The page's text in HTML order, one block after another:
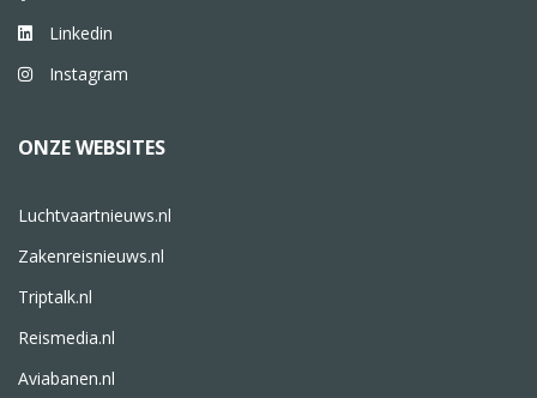
Linkedin
Instagram
ONZE WEBSITES
Luchtvaartnieuws.nl
Zakenreisnieuws.nl
Triptalk.nl
Reismedia.nl
Aviabanen.nl